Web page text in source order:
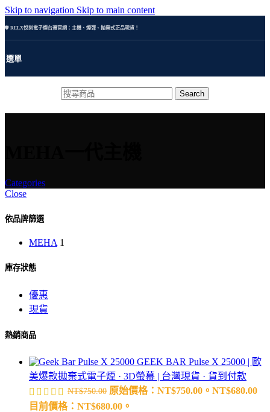
Skip to navigation Skip to main content
🛡️ RELX悅刻電子煙台灣官網：主機、煙彈、拋棄式正品現貨！
選單
Search
Categories
Close
依品牌篩選
MEHA 1
庫存狀態
優惠
現貨
熱銷商品
GEEK BAR Pulse X 25000 | 歐
美爆款拋棄式電子煙 · 3D螢幕 | 台灣現貨 · 貨到付款
NT$750.00 原始價格：NT$750.00。 NT$680.00
目前價格：NT$680.00。